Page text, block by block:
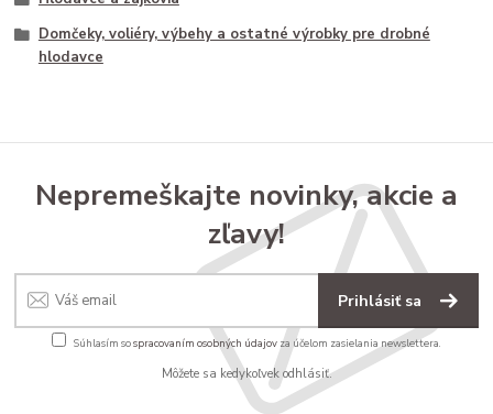
Domčeky, voliéry, výbehy a ostatné výrobky pre drobné
hlodavce
Nepremeškajte novinky, akcie a
zľavy!
Prihlásiť sa
Súhlasím sospracovaním osobných údajov za účelom zasielania newslettera.
Môžete sa kedykoľvek odhlásiť.